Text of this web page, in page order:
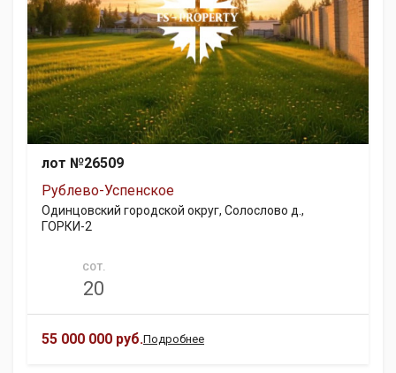
лот №26509
Рублево-Успенское
Одинцовский городской округ, Солослово д.,
ГОРКИ-2
СОТ.
20
55 000 000 руб.Подробнее